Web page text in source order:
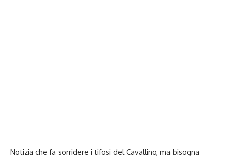
Notizia che fa sorridere i tifosi del Cavallino, ma bisogna